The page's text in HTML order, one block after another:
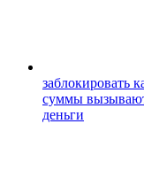
заблокировать
суммы
деньги